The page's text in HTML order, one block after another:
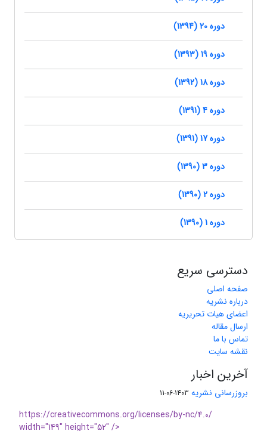
دوره 20 (1394)
دوره 19 (1393)
دوره 18 (1392)
دوره 4 (1391)
دوره 17 (1391)
دوره 3 (1390)
دوره 2 (1390)
دوره 1 (1390)
دسترسی سریع
صفحه اصلی
درباره نشریه
اعضای هیات تحریریه
ارسال مقاله
تماس با ما
نقشه سایت
آخرین اخبار
بروزرسانی نشریه 1403-06-11
https://creativecommons.org/licenses/by-nc/4.0/
width="149" height="52" />